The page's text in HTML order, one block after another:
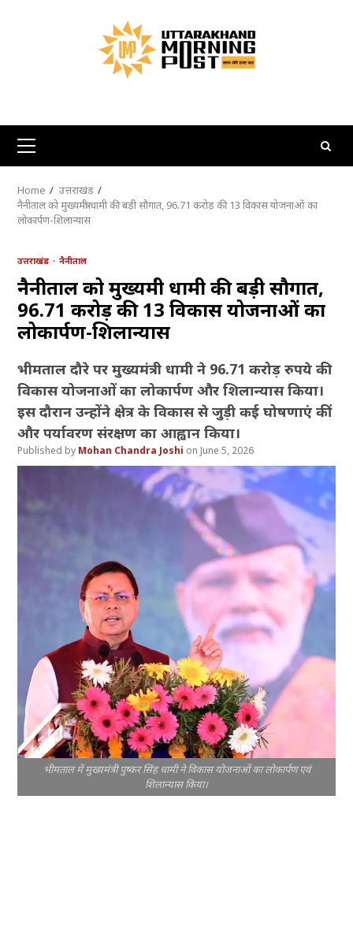
Primary
Menu
Home
उत्तराखंड
नैनीताल को मुख्यमंत्री धामी की बड़ी सौगात, 96.71 करोड़ की 13 विकास योजनाओं का
लोकार्पण-शिलान्यास
उत्तराखंड नैनीताल
नैनीताल को मुख्यमंत्री धामी की बड़ी सौगात,
96.71 करोड़ की 13 विकास योजनाओं का
लोकार्पण-शिलान्यास
भीमताल दौरे पर मुख्यमंत्री धामी ने 96.71 करोड़ रुपये की
विकास योजनाओं का लोकार्पण और शिलान्यास किया।
इस दौरान उन्होंने क्षेत्र के विकास से जुड़ी कई घोषणाएं कीं
और पर्यावरण संरक्षण का आह्वान किया।
Mohan Chandra Joshi June 5, 2026
भीमताल में मुख्यमंत्री पुष्कर सिंह धामी ने विकास योजनाओं का लोकार्पण एवं
शिलान्यास किया।